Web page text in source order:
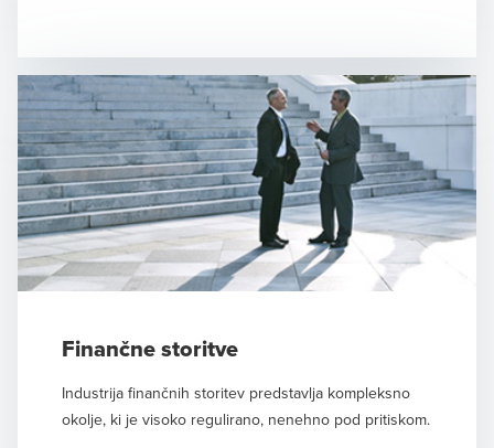
Finančne storitve
Industrija finančnih storitev predstavlja kompleksno
okolje, ki je visoko regulirano, nenehno pod pritiskom.